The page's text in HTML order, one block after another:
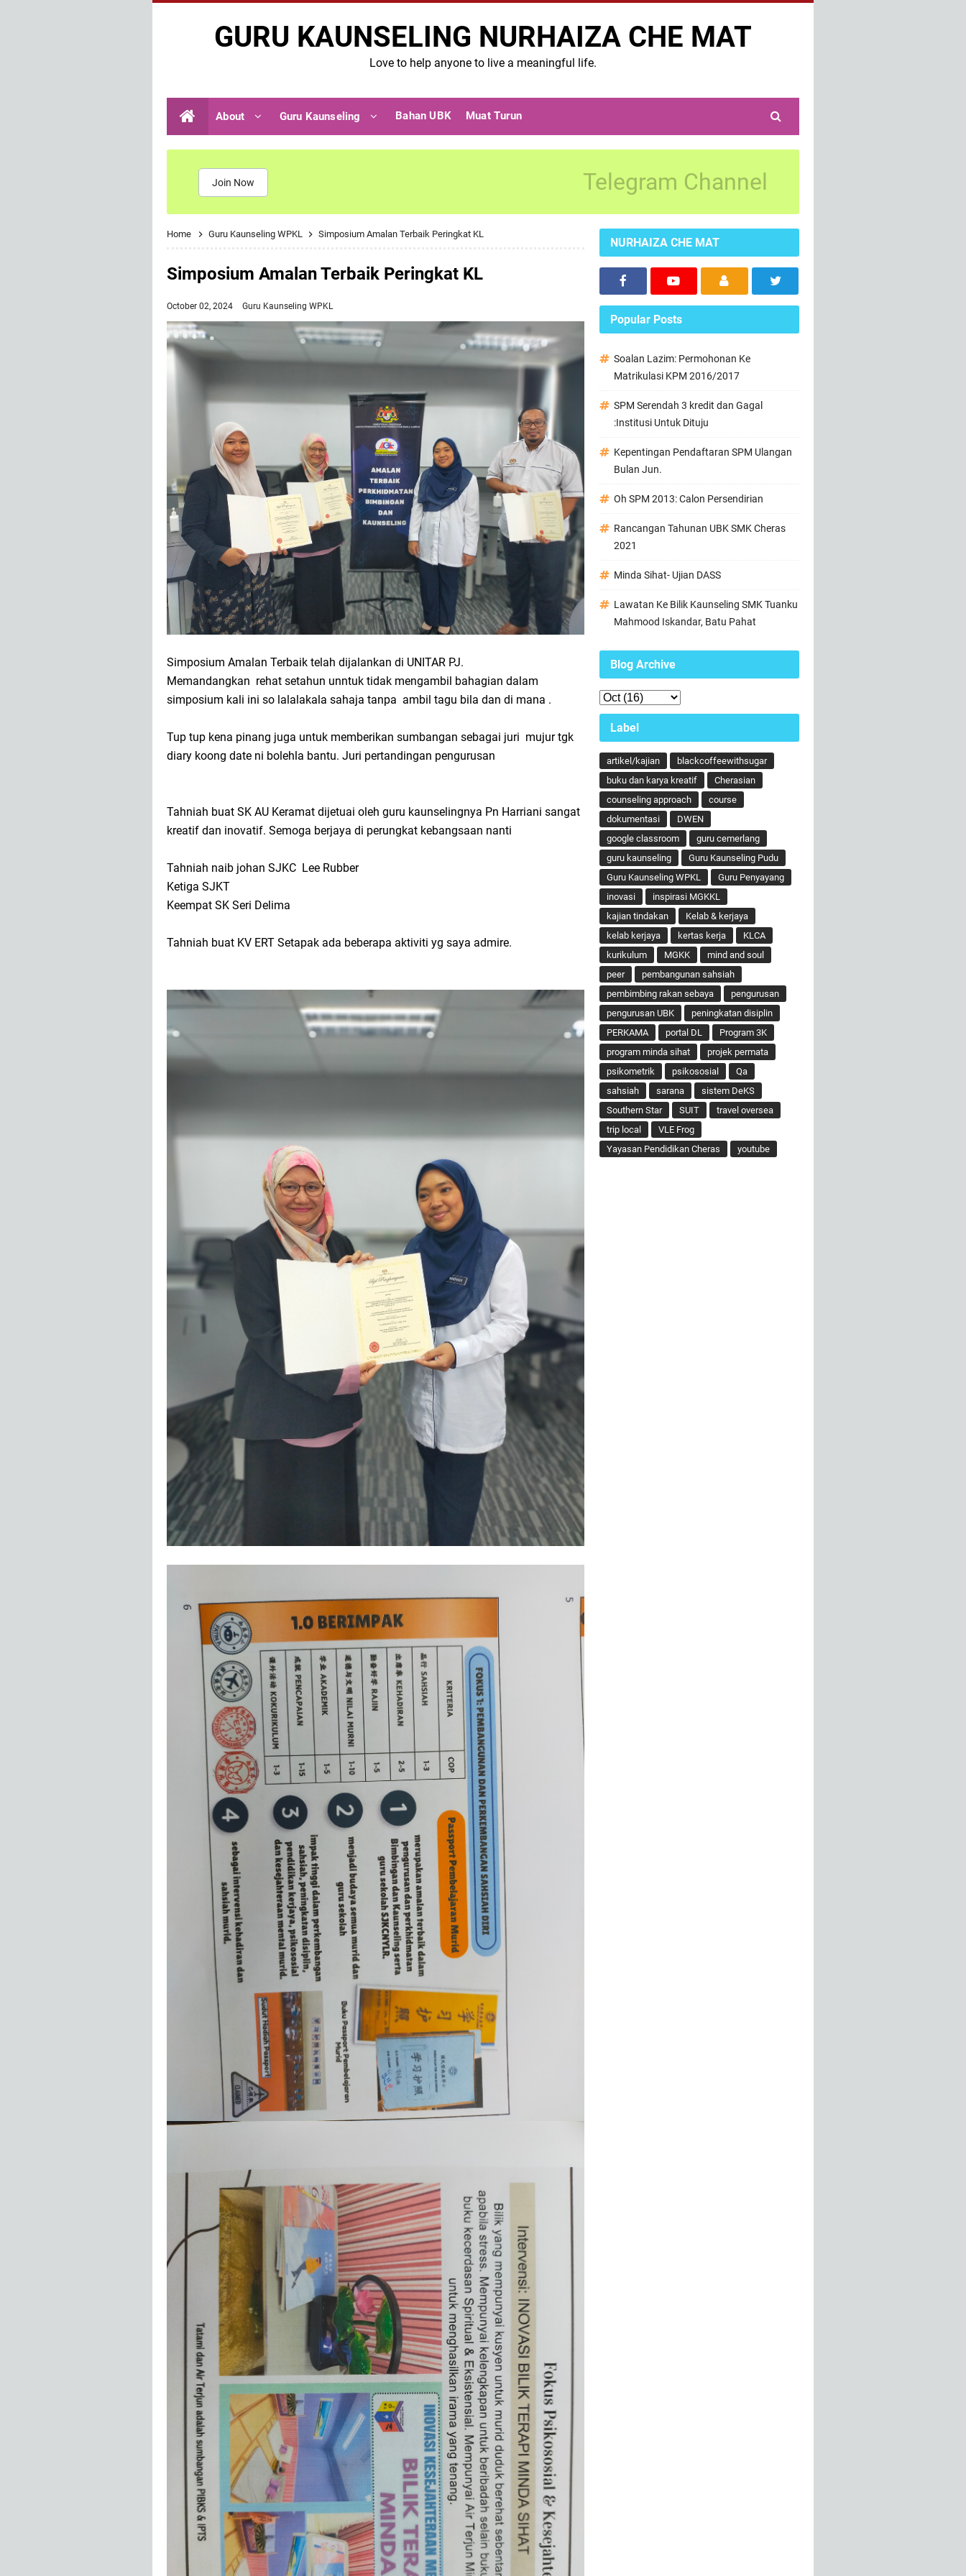
GURU KAUNSELING NURHAIZA CHE MAT
Love to help anyone to live a meaningful life.
About Guru Kaunseling Bahan UBK Muat Turun
Join Now Telegram Channel
Home Guru Kaunseling WPKL Simposium Amalan Terbaik Peringkat KL
Simposium Amalan Terbaik Peringkat KL
October 02, 2024 Guru Kaunseling WPKL
Simposium Amalan Terbaik telah dijalankan di UNITAR PJ.
Memandangkan rehat setahun unntuk tidak mengambil bahagian dalam
simposium kali ini so lalalakala sahaja tanpa ambil tagu bila dan di mana .
Tup tup kena pinang juga untuk memberikan sumbangan sebagai juri mujur tgk
diary koong date ni bolehla bantu. Juri pertandingan pengurusan
Tahniah buat SK AU Keramat dijetuai oleh guru kaunselingnya Pn Harriani sangat
kreatif dan inovatif. Semoga berjaya di perungkat kebangsaan nanti
Tahniah naib johan SJKC Lee Rubber
Ketiga SJKT
Keempat SK Seri Delima
Tahniah buat KV ERT Setapak ada beberapa aktiviti yg saya admire.
NURHAIZA CHE MAT
Popular Posts
Soalan Lazim: Permohonan Ke
Matrikulasi KPM 2016/2017
SPM Serendah 3 kredit dan Gagal
:Institusi Untuk Dituju
Kepentingan Pendaftaran SPM Ulangan
Bulan Jun.
Oh SPM 2013: Calon Persendirian
Rancangan Tahunan UBK SMK Cheras
2021
Minda Sihat- Ujian DASS
Lawatan Ke Bilik Kaunseling SMK Tuanku
Mahmood Iskandar, Batu Pahat
Blog Archive
Label
artikel/kajian
blackcoffeewithsugar
buku dan karya kreatif
Cherasian
counseling approach
course
dokumentasi
DWEN
google classroom
guru cemerlang
guru kaunseling
Guru Kaunseling Pudu
Guru Kaunseling WPKL
Guru Penyayang
inovasi
inspirasi MGKKL
kajian tindakan
Kelab & kerjaya
kelab kerjaya
kertas kerja
KLCA
kurikulum
MGKK
mind and soul
peer
pembangunan sahsiah
pembimbing rakan sebaya
pengurusan
pengurusan UBK
peningkatan disiplin
PERKAMA
portal DL
Program 3K
program minda sihat
projek permata
psikometrik
psikososial
Qa
sahsiah
sarana
sistem DeKS
Southern Star
SUIT
travel oversea
trip local
VLE Frog
Yayasan Pendidikan Cheras
youtube